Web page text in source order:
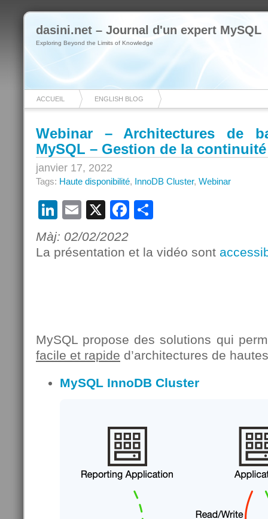
dasini.net – Journal d'un expert MySQL
Exploring Beyond the Limits of Knowledge
ACCUEIL ENGLISH BLOG
Webinar – Architectures de
MySQL – Gestion de la
janvier 17, 2022
Tags: Haute disponibilité, InnoDB Cluster, Webinar
LinkedIn
Email
X Facebook
Màj: 02/02/2022
La présentation et la vidéo sont
MySQL propose des solutions qui
facile et rapide d’architectures de
MySQL InnoDB Cluster